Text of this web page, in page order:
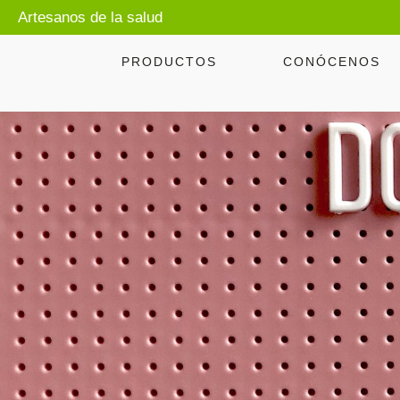
Artesanos de la salud
PRODUCTOS CONÓCENOS